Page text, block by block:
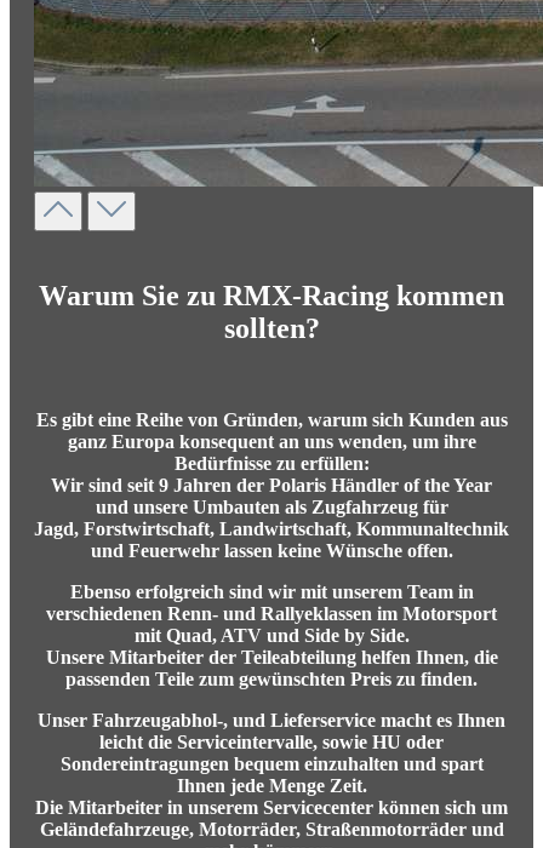
Warum Sie zu RMX-Racing kommen
sollten?
Es gibt eine Reihe von Gründen, warum sich Kunden aus
ganz Europa konsequent an uns wenden, um ihre
Bedürfnisse zu erfüllen:
Wir sind seit 9 Jahren der Polaris Händler of the Year
und unsereUmbauten als Zugfahrzeug für
Jagd, Forstwirtschaft, Landwirtschaft, Kommunaltechnik
und Feuerwehr lassen keine Wünsche offen.
Ebenso erfolgreich sind wir mit unserem Team in
verschiedenen Renn- und Rallyeklassen im Motorsport
mit Quad, ATV und Side by Side.
Unsere Mitarbeiter der Teileabteilung helfen Ihnen, die
passenden Teile zum gewünschten Preis zu finden.
Unser Fahrzeugabhol-, und Lieferservice macht es Ihnen
leicht die Serviceintervalle, sowie HU oder
Sondereintragungen bequem einzuhalten und spart
Ihnen jede Menge Zeit.
Die Mitarbeiter in unserem Servicecenter können sich um
Geländefahrzeuge, Motorräder, Straßenmotorräder und